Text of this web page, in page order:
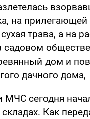
на прилегающей
трава, а на
садовом
дом и
дачного дома,
МЧС сегодня
Как